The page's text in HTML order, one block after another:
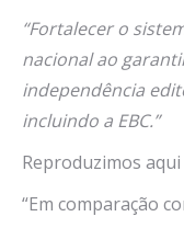
“Fortalecer o
nacional ao
independência
incluindo a EBC.”
Reproduzimos
“Em comparação